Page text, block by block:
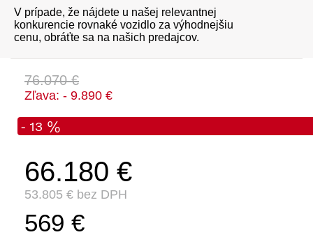
V prípade, že nájdete u našej relevantnej
konkurencie rovnaké vozidlo za výhodnejšiu
cenu, obráťte sa na našich predajcov.
76.070 €
Zľava: - 9.890 €
- 13 %
66.180 €
53.805 € bez DPH
569 €